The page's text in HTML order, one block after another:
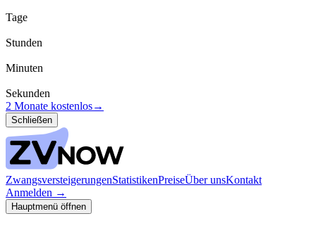
Tage
Stunden
Minuten
Sekunden
2 Monate kostenlos→
Schließen
ZwangsversteigerungenStatistikenPreiseÜber unsKontakt
Anmelden →
Hauptmenü öffnen